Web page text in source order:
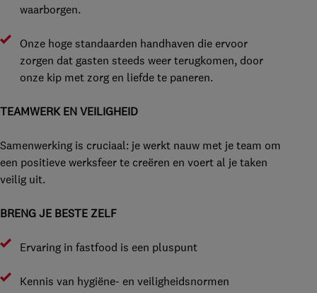
waarborgen.
Onze hoge standaarden handhaven die ervoor
zorgen dat gasten steeds weer terugkomen, door
onze kip met zorg en liefde te paneren.
TEAMWERK EN VEILIGHEID
Samenwerking is cruciaal: je werkt nauw met je team om
een positieve werksfeer te creëren en voert al je taken
veilig uit.
BRENG JE BESTE ZELF
Ervaring in fastfood is een pluspunt
Kennis van hygiëne- en veiligheidsnormen